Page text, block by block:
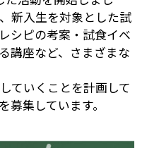
新入生を対象とした試
シピの考案・試食イベ
講座など、さまざまな
ていくことを計画して
募集しています。